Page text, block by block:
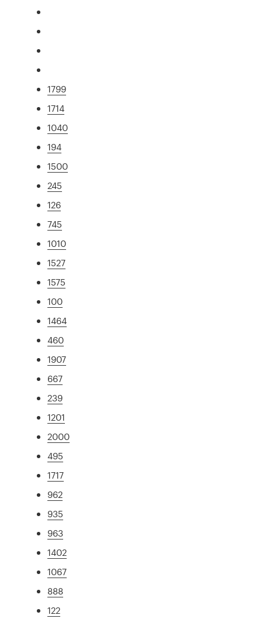
1799
1714
1040
194
1500
245
126
745
1010
1527
1575
100
1464
460
1907
667
239
1201
2000
495
1717
962
935
963
1402
1067
888
122